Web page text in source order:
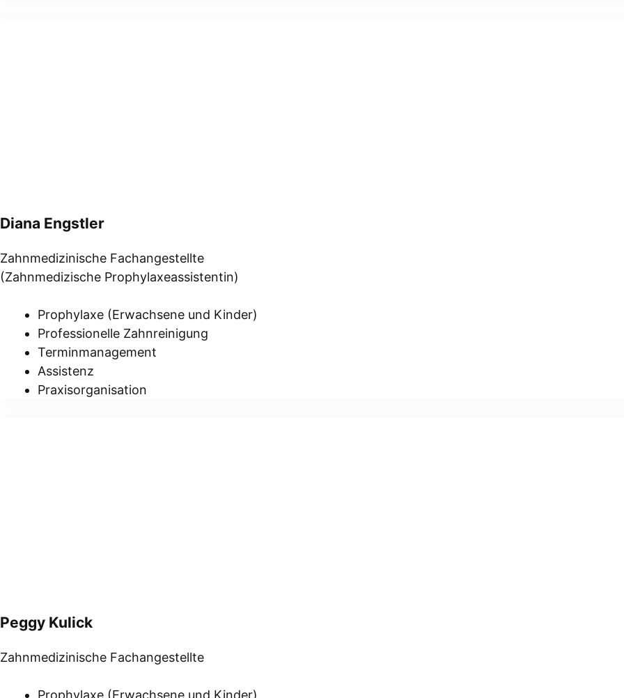
Diana Engstler
Zahnmedizinische Fachangestellte
(Zahnmedizische Prophylaxeassistentin)
Prophylaxe (Erwachsene und Kinder)
Professionelle Zahnreinigung
Terminmanagement
Assistenz
Praxisorganisation
Peggy Kulick
Zahnmedizinische Fachangestellte
Prophylaxe (Erwachsene und Kinder)